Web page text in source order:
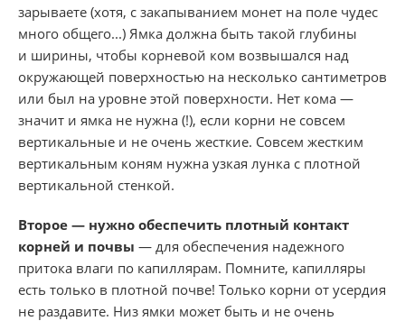
зарываете (хотя, с закапыванием монет на поле чудес
много общего...) Ямка должна быть такой глубины
и ширины, чтобы корневой ком возвышался над
окружающей поверхностью на несколько сантиметров
или был на уровне этой поверхности. Нет кома —
значит и ямка не нужна (!), если корни не совсем
вертикальные и не очень жесткие. Совсем жестким
вертикальным коням нужна узкая лунка с плотной
вертикальной стенкой.
Второе — нужно обеспечить плотный контакт
корней и почвы — для обеспечения надежного
притока влаги по капиллярам. Помните, капилляры
есть только в плотной почве! Только корни от усердия
не раздавите. Низ ямки может быть и не очень